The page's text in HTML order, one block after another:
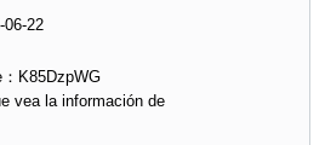
06-22
K85DzpWG
vea la información de